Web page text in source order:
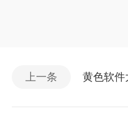
上一条 黄色软件